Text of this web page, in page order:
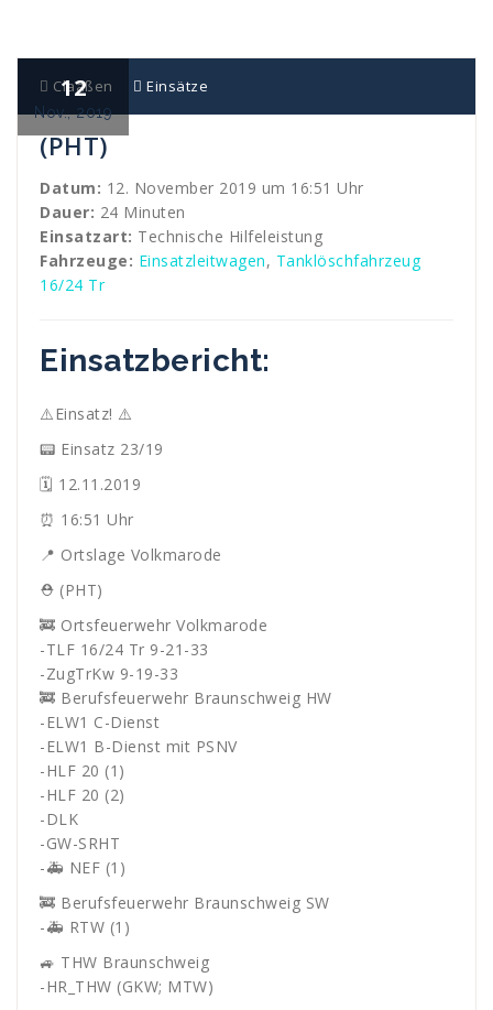
12
Nov., 2019
Claaßen Einsätze
(PHT)
Datum: 12. November 2019 um 16:51 Uhr
Dauer: 24 Minuten
Einsatzart: Technische Hilfeleistung
Fahrzeuge: Einsatzleitwagen, Tanklöschfahrzeug
16/24 Tr
Einsatzbericht:
⚠️Einsatz! ⚠️
📟 Einsatz 23/19
🗓 12.11.2019
⏰ 16:51 Uhr
📍 Ortslage Volkmarode
⛑ (PHT)
🚒 Ortsfeuerwehr Volkmarode
-TLF 16/24 Tr 9-21-33
-ZugTrKw 9-19-33
🚒 Berufsfeuerwehr Braunschweig HW
-ELW1 C-Dienst
-ELW1 B-Dienst mit PSNV
-HLF 20 (1)
-HLF 20 (2)
-DLK
-GW-SRHT
-🚑 NEF (1)
🚒 Berufsfeuerwehr Braunschweig SW
-🚑 RTW (1)
🚙 THW Braunschweig
-HR_THW (GKW; MTW)